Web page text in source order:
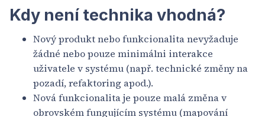
Kdy není technika vhodná?
Nový produkt nebo funkcionalita nevyžaduje
žádné nebo pouze minimálni interakce
uživatele v systému (např. technické změny na
pozadí, refaktoring apod.).
Nová funkcionalita je pouze malá změna v
obrovském fungujícím systému (mapování